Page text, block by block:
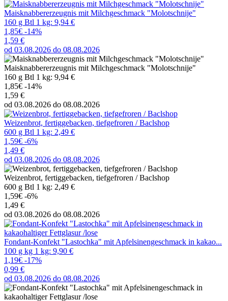
Maisknabbererzeugnis mit Milchgeschmack "Molotschnije"
160 g Btl 1 kg: 9,94 €
1,85€ -14%
1,59 €
od 03.08.2026 do 08.08.2026
Maisknabbererzeugnis mit Milchgeschmack "Molotschnije"
160 g Btl 1 kg: 9,94 €
1,85€ -14%
1,59 €
od 03.08.2026 do 08.08.2026
Weizenbrot, fertiggebacken, tiefgefroren / Baclshop
600 g Btl 1 kg: 2,49 €
1,59€ -6%
1,49 €
od 03.08.2026 do 08.08.2026
Weizenbrot, fertiggebacken, tiefgefroren / Baclshop
600 g Btl 1 kg: 2,49 €
1,59€ -6%
1,49 €
od 03.08.2026 do 08.08.2026
Fondant-Konfekt "Lastochka" mit Apfelsinengeschmack in kakao...
100 g kg 1 kg: 9,90 €
1,19€ -17%
0,99 €
od 03.08.2026 do 08.08.2026